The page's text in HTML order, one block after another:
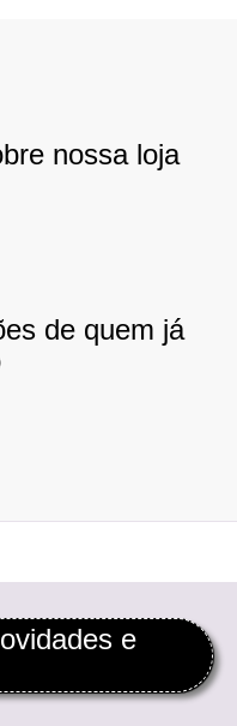
nossa loja
de quem já
e